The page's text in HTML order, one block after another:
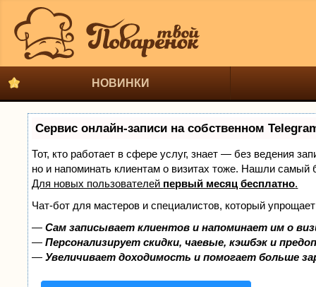
НОВИНКИ
Сервис онлайн-записи на собственном
Тот, кто работает в сфере услуг, знает — без ведения
но и напоминать клиентам о визитах тоже. Нашли
Для новых пользователей первый месяц бесплатно.
Чат-бот для мастеров и специалистов, который
—Сам записывает клиентов и напоминает им о
—Персонализирует скидки, чаевые, кэшбэк и
—Увеличивает доходимость и помогает больше